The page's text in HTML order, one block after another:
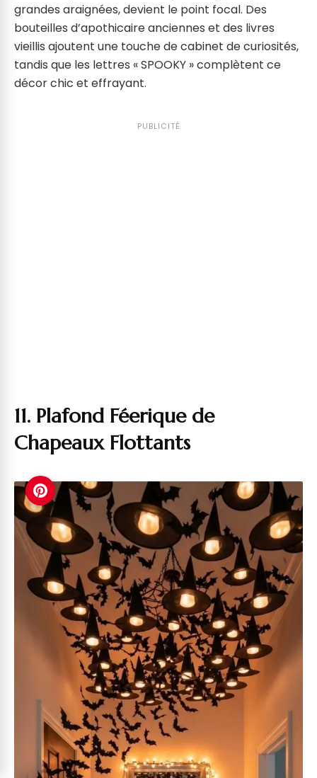
grandes araignées, devient le point focal. Des
bouteilles d’apothicaire anciennes et des livres
vieillis ajoutent une touche de cabinet de curiosités,
tandis que les lettres « SPOOKY » complètent ce
décor chic et effrayant.
PUBLICITÉ
11. Plafond Féerique de
Chapeaux Flottants